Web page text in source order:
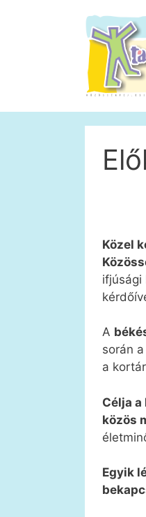
Közel
ifjúsági
A
során
a
Célja
közös
Egyik